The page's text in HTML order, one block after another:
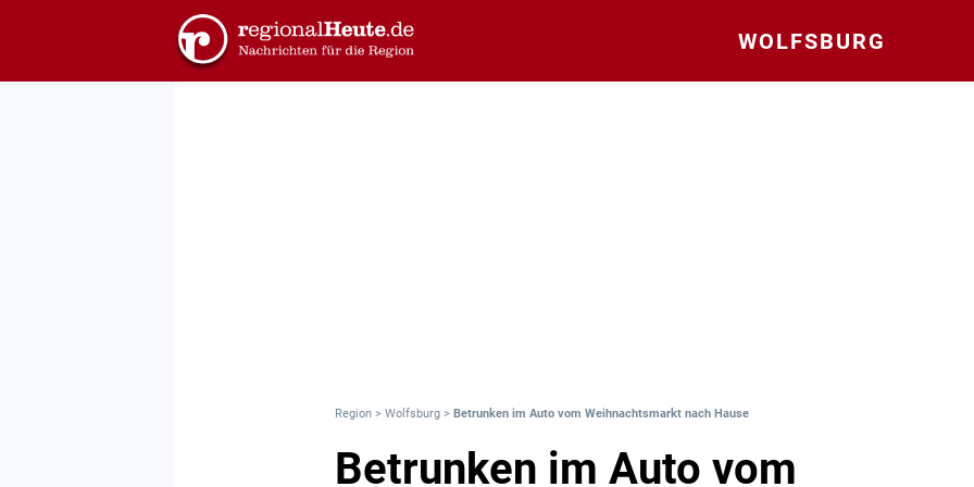
WOLFSBURG
Region > Wolfsburg > Betrunken im Auto vom Weihnachtsmarkt nach Hause
Betrunken im Auto vom